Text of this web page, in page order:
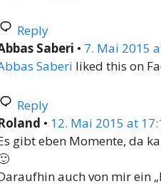
Reply
Saberi • 7. Mai 2015
Saberi liked this on
Reply
• 12. Mai 2015 at
gibt eben Momente, da
auch von mir ein